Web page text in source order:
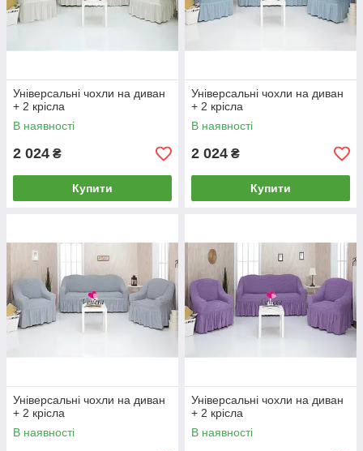
Універсальні чохли на диван
+ 2 крісла
В наявності
2 024 ₴
Купити
Універсальні чохли на диван
+ 2 крісла
В наявності
2 024 ₴
Купити
Універсальні чохли на диван
+ 2 крісла
В наявності
Універсальні чохли на диван
+ 2 крісла
В наявності